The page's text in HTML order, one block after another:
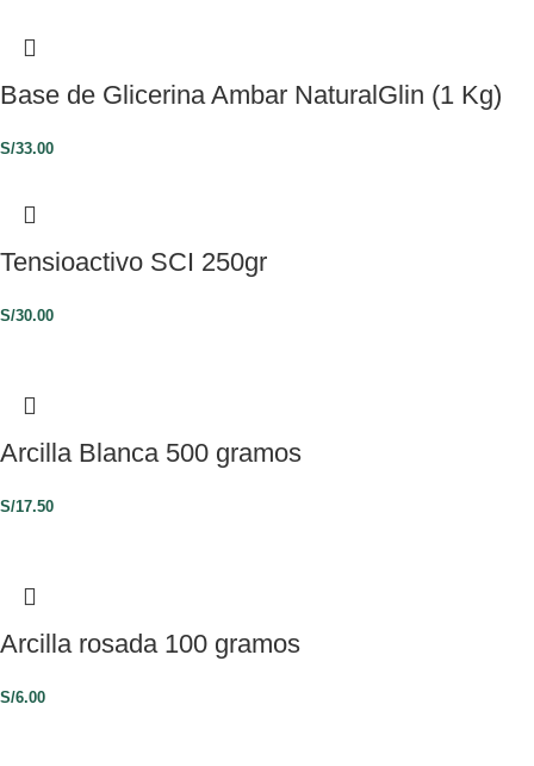
Base de Glicerina Ambar NaturalGlin (1 Kg)
S/33.00
Tensioactivo SCI 250gr
S/30.00
Arcilla Blanca 500 gramos
S/17.50
Arcilla rosada 100 gramos
S/6.00